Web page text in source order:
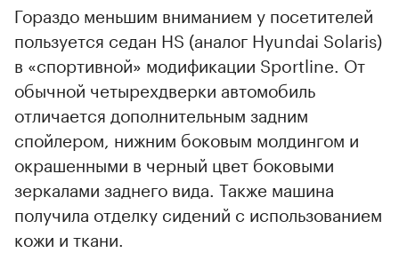
Гораздо меньшим вниманием у посетителей
пользуется седан HS (аналог Hyundai Solaris)
в «спортивной» модификации Sportline. От
обычной четырехдверки автомобиль
отличается дополнительным задним
спойлером, нижним боковым молдингом и
окрашенными в черный цвет боковыми
зеркалами заднего вида. Также машина
получила отделку сидений с использованием
кожи и ткани.